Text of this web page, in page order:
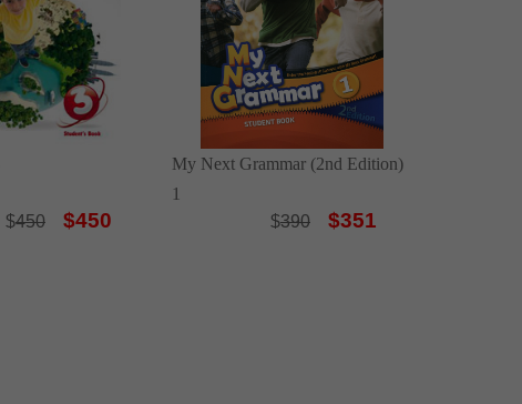
$450 $450
My Next Grammar (2nd Edition)
1
$390 $351